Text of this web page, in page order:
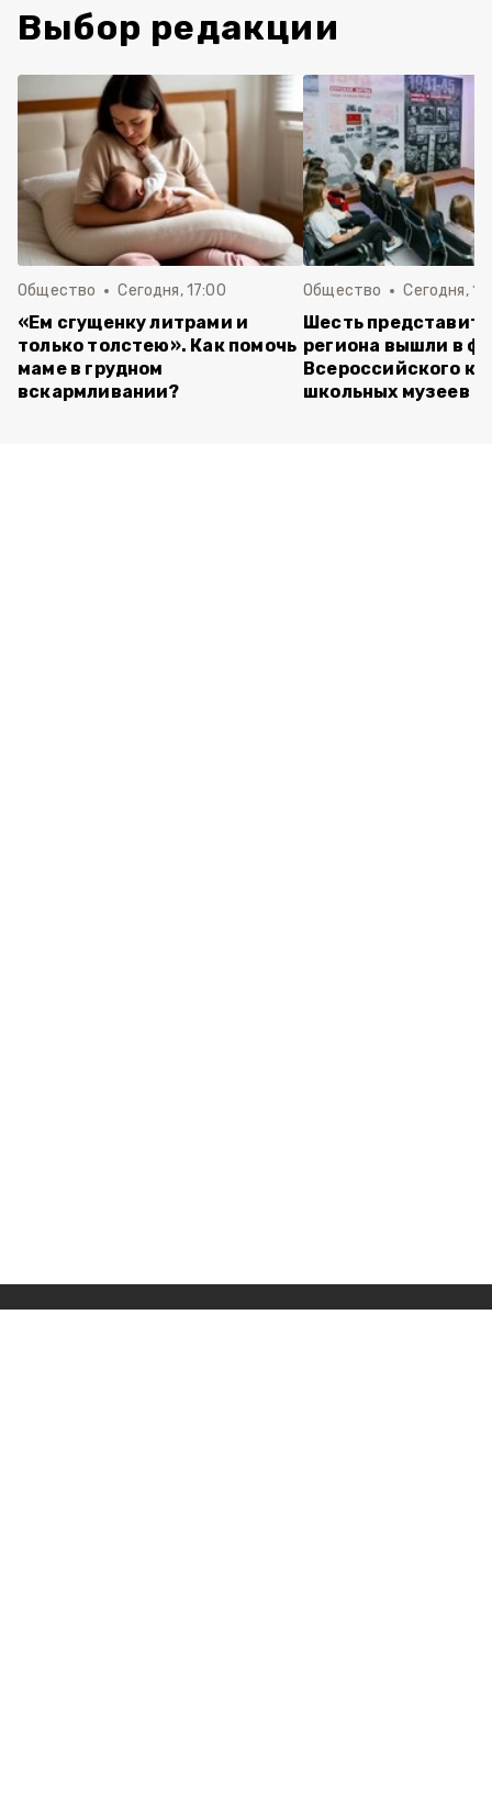
Выбор редакции
Общество Сегодня, 17:00
«Ем сгущенку литрами и
только толстею». Как помочь
маме в грудном
вскармливании?
Общество Сегодня,
Шесть
региона вышли в
Всероссийского
школьных музеев